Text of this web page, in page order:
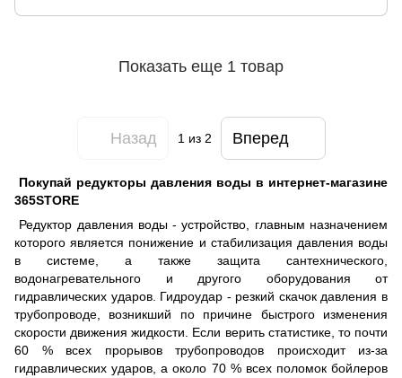
Показать еще 1 товар
Назад 1 из 2 Вперед
Покупай редукторы давления воды в интернет-магазине
365STORE
Редуктор давления воды - устройство, главным назначением
которого является понижение и стабилизация давления воды
в системе, а также защита сантехнического,
водонагревательного и другого оборудования от
гидравлических ударов. Гидроудар - резкий скачок давления в
трубопроводе, возникший по причине быстрого изменения
скорости движения жидкости. Если верить статистике, то почти
60 % всех прорывов трубопроводов происходит из-за
гидравлических ударов, а около 70 % всех поломок бойлеров